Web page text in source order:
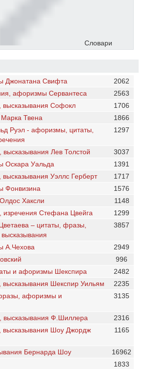
Словари
Джонатана Свифта
2062
афоризмы Сервантеса
2563
Софокл
1706
Твена
1866
Руэл - афоризмы, цитаты,
1297
Лев Толстой
3037
Оскара Уальда
1391
Уэллс Герберт
1717
Фонвизина
1576
Хаксли
1148
Стефана Цвейга
1299
– цитаты, фразы,
3857
А.Чехова
2949
996
и афоризмы Шекспирa
2482
Шекспир Уильям
2235
афоризмы и
3135
высказывания Ф.Шиллера
2316
Шоу Джордж
1165
Бернарда Шоу
16962
1833